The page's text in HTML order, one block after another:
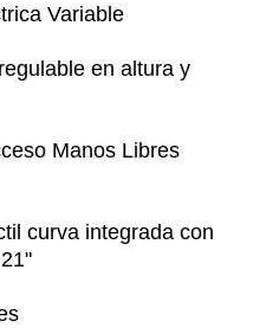
Variable
en altura y
Manos Libres
curva integrada con